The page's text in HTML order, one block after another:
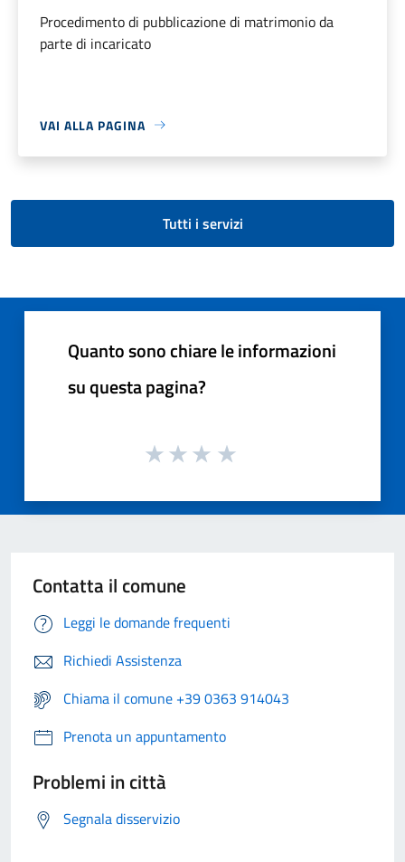
Procedimento di pubblicazione di matrimonio da
parte di incaricato
VAI ALLA PAGINA
Tutti i servizi
Quanto sono chiare le informazioni
su questa pagina?
Contatta il comune
Leggi le domande frequenti
Richiedi Assistenza
Chiama il comune +39 0363 914043
Prenota un appuntamento
Problemi in città
Segnala disservizio